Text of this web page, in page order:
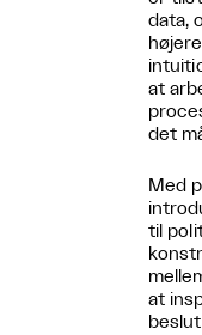
data,
at
det
Med
til
at